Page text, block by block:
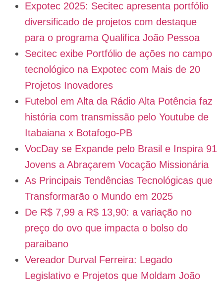
Expotec 2025: Secitec apresenta portfólio
diversificado de projetos com destaque
para o programa Qualifica João Pessoa
Secitec exibe Portfólio de ações no campo
tecnológico na Expotec com Mais de 20
Projetos Inovadores
Futebol em Alta da Rádio Alta Potência faz
história com transmissão pelo Youtube de
Itabaiana x Botafogo-PB
VocDay se Expande pelo Brasil e Inspira 91
Jovens a Abraçarem Vocação Missionária
As Principais Tendências Tecnológicas que
Transformarão o Mundo em 2025
De R$ 7,99 a R$ 13,90: a variação no
preço do ovo que impacta o bolso do
paraibano
Vereador Durval Ferreira: Legado
Legislativo e Projetos que Moldam João